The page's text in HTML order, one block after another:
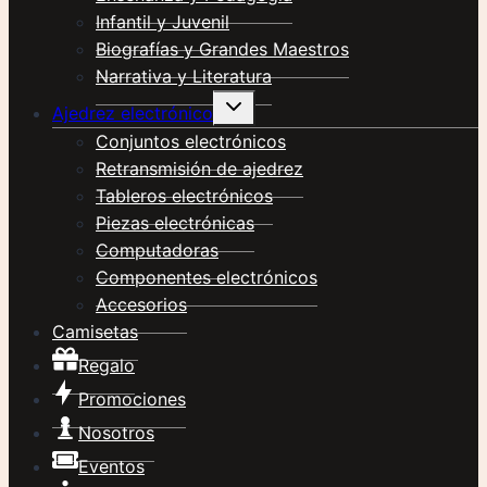
Infantil y Juvenil
Biografías y Grandes Maestros
Narrativa y Literatura
Ajedrez electrónico
Alternar
hijo
Conjuntos electrónicos
Retransmisión de ajedrez
Tableros electrónicos
Piezas electrónicas
Computadoras
Componentes electrónicos
Accesorios
Camisetas
Regalo
Promociones
Nosotros
Eventos